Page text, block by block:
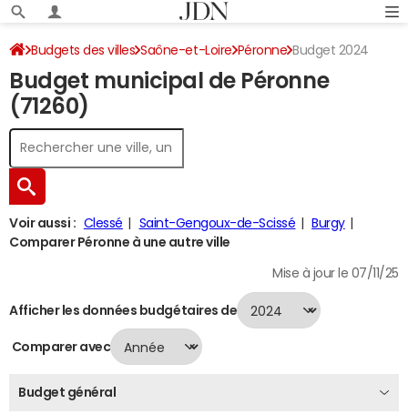
Budgets des villes Saône-et-Loire Péronne Budget 2024
Budget municipal de Péronne
(71260)
Voir aussi : Clessé Saint-Gengoux-de-Scissé
Burgy
Comparer Péronne à une autre ville
Mise à jour le 07/11/25
Afficher les données budgétaires de
Comparer avec
Budget général